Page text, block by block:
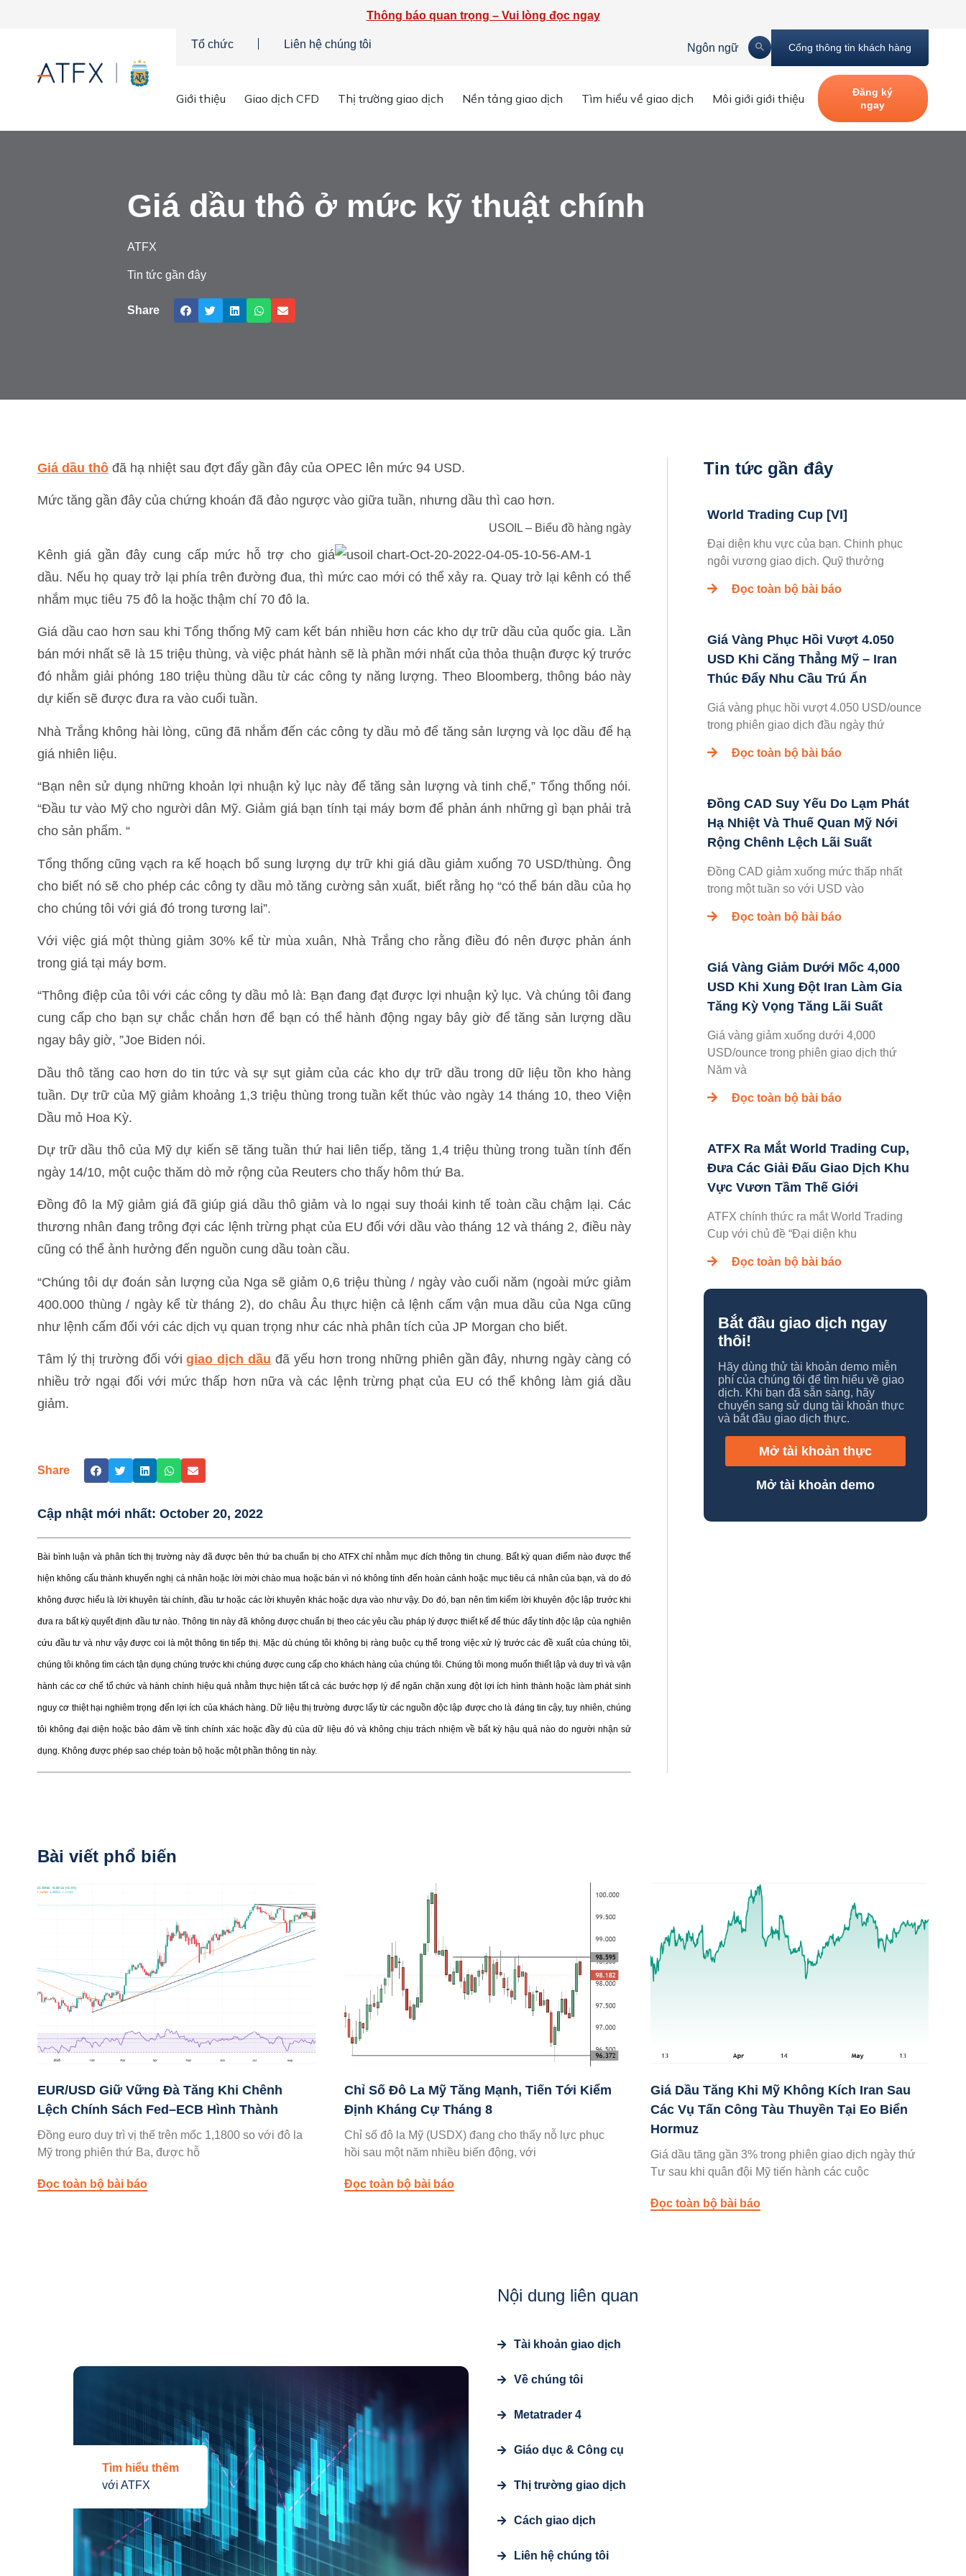
Thông báo quan trọng – Vui lòng đọc ngay
Tổ chức Liên hệ chúng tôi Ngôn ngữ Cổng thông tin khách hàng
Giới thiệu Giao dịch CFD Thị trường giao dịch Nền tảng giao dịch Tìm hiểu về giao dịch Môi giới giới thiệu
Đăng ký
ngay
Phân tích thị trường» Tin tức thị trường & Thông tin chi tiết»Giá dầu thô ở mức kỹ thuật chính
Giá dầu thô ở mức kỹ thuật chính
ATFX
Tin tức gần đây
Share
Giá dầu thô đã hạ nhiệt sau đợt đẩy gần đây của OPEC lên mức 94 USD.
Mức tăng gần đây của chứng khoán đã đảo ngược vào giữa tuần, nhưng dầu thì cao hơn.
USOIL – Biểu đồ hàng ngày
Kênh giá gần đây cung cấp mức hỗ trợ cho giá
dầu. Nếu họ quay trở lại phía trên đường đua, thì mức cao mới có thể xảy ra. Quay trở lại kênh có thể
nhắm mục tiêu 75 đô la hoặc thậm chí 70 đô la.
Giá dầu cao hơn sau khi Tổng thống Mỹ cam kết bán nhiều hơn các kho dự trữ dầu của quốc gia. Lần
bán mới nhất sẽ là 15 triệu thùng, và việc phát hành sẽ là phần mới nhất của thỏa thuận được ký trước
đó nhằm giải phóng 180 triệu thùng dầu từ các công ty năng lượng. Theo Bloomberg, thông báo này
dự kiến sẽ được đưa ra vào cuối tuần.
Nhà Trắng không hài lòng, cũng đã nhắm đến các công ty dầu mỏ để tăng sản lượng và lọc dầu để hạ
giá nhiên liệu.
“Bạn nên sử dụng những khoản lợi nhuận kỷ lục này để tăng sản lượng và tinh chế,” Tổng thống nói.
“Đầu tư vào Mỹ cho người dân Mỹ. Giảm giá bạn tính tại máy bơm để phản ánh những gì bạn phải trả
cho sản phẩm. “
Tổng thống cũng vạch ra kế hoạch bổ sung lượng dự trữ khi giá dầu giảm xuống 70 USD/thùng. Ông
cho biết nó sẽ cho phép các công ty dầu mỏ tăng cường sản xuất, biết rằng họ “có thể bán dầu của họ
cho chúng tôi với giá đó trong tương lai”.
Với việc giá một thùng giảm 30% kể từ mùa xuân, Nhà Trắng cho rằng điều đó nên được phản ánh
trong giá tại máy bơm.
“Thông điệp của tôi với các công ty dầu mỏ là: Bạn đang đạt được lợi nhuận kỷ lục. Và chúng tôi đang
cung cấp cho bạn sự chắc chắn hơn để bạn có thể hành động ngay bây giờ để tăng sản lượng dầu
ngay bây giờ, ”Joe Biden nói.
Dầu thô tăng cao hơn do tin tức và sự sụt giảm của các kho dự trữ dầu trong dữ liệu tồn kho hàng
tuần. Dự trữ của Mỹ giảm khoảng 1,3 triệu thùng trong tuần kết thúc vào ngày 14 tháng 10, theo Viện
Dầu mỏ Hoa Kỳ.
Dự trữ dầu thô của Mỹ dự kiến sẽ tăng tuần thứ hai liên tiếp, tăng 1,4 triệu thùng trong tuần tính đến
ngày 14/10, một cuộc thăm dò mở rộng của Reuters cho thấy hôm thứ Ba.
Đồng đô la Mỹ giảm giá đã giúp giá dầu thô giảm và lo ngại suy thoái kinh tế toàn cầu chậm lại. Các
thương nhân đang trông đợi các lệnh trừng phạt của EU đối với dầu vào tháng 12 và tháng 2, điều này
cũng có thể ảnh hưởng đến nguồn cung dầu toàn cầu.
“Chúng tôi dự đoán sản lượng của Nga sẽ giảm 0,6 triệu thùng / ngày vào cuối năm (ngoài mức giảm
400.000 thùng / ngày kể từ tháng 2), do châu Âu thực hiện cả lệnh cấm vận mua dầu của Nga cũng
như lệnh cấm đối với các dịch vụ quan trọng như các nhà phân tích của JP Morgan cho biết.
Tâm lý thị trường đối với giao dịch dầu đã yếu hơn trong những phiên gần đây, nhưng ngày càng có
nhiều trở ngại đối với mức thấp hơn nữa và các lệnh trừng phạt của EU có thể không làm giá dầu
giảm.
Share
Cập nhật mới nhất: October 20, 2022
Bài bình luận và phân tích thị trường này đã được bên thứ ba chuẩn bị cho ATFX chỉ nhằm mục đích thông tin chung. Bất kỳ quan điểm nào được thể
hiện không cấu thành khuyến nghị cá nhân hoặc lời mời chào mua hoặc bán vì nó không tính đến hoàn cảnh hoặc mục tiêu cá nhân của bạn, và do đó
không được hiểu là lời khuyên tài chính, đầu tư hoặc các lời khuyên khác hoặc dựa vào như vậy. Do đó, bạn nên tìm kiếm lời khuyên độc lập trước khi
đưa ra bất kỳ quyết định đầu tư nào. Thông tin này đã không được chuẩn bị theo các yêu cầu pháp lý được thiết kế để thúc đẩy tính độc lập của nghiên
cứu đầu tư và như vậy được coi là một thông tin tiếp thị. Mặc dù chúng tôi không bị ràng buộc cụ thể trong việc xử lý trước các đề xuất của chúng tôi,
chúng tôi không tìm cách tận dụng chúng trước khi chúng được cung cấp cho khách hàng của chúng tôi. Chúng tôi mong muốn thiết lập và duy trì và vận
hành các cơ chế tổ chức và hành chính hiệu quả nhằm thực hiện tất cả các bước hợp lý để ngăn chặn xung đột lợi ích hình thành hoặc làm phát sinh
nguy cơ thiệt hại nghiêm trọng đến lợi ích của khách hàng. Dữ liệu thị trường được lấy từ các nguồn độc lập được cho là đáng tin cậy, tuy nhiên, chúng
tôi không đại diện hoặc bảo đảm về tính chính xác hoặc đầy đủ của dữ liệu đó và không chịu trách nhiệm về bất kỳ hậu quả nào do người nhận sử
dụng. Không được phép sao chép toàn bộ hoặc một phần thông tin này.
Tin tức gần đây
World Trading Cup [VI]
Đại diện khu vực của bạn. Chinh phục
ngôi vương giao dịch. Quỹ thưởng
Đọc toàn bộ bài báo
Giá Vàng Phục Hồi Vượt 4.050
USD Khi Căng Thẳng Mỹ – Iran
Thúc Đẩy Nhu Cầu Trú Ẩn
Giá vàng phục hồi vượt 4.050 USD/ounce
trong phiên giao dịch đầu ngày thứ
Đọc toàn bộ bài báo
Đồng CAD Suy Yếu Do Lạm Phát
Hạ Nhiệt Và Thuế Quan Mỹ Nới
Rộng Chênh Lệch Lãi Suất
Đồng CAD giảm xuống mức thấp nhất
trong một tuần so với USD vào
Đọc toàn bộ bài báo
Giá Vàng Giảm Dưới Mốc 4,000
USD Khi Xung Đột Iran Làm Gia
Tăng Kỳ Vọng Tăng Lãi Suất
Giá vàng giảm xuống dưới 4,000
USD/ounce trong phiên giao dịch thứ
Năm và
Đọc toàn bộ bài báo
ATFX Ra Mắt World Trading Cup,
Đưa Các Giải Đấu Giao Dịch Khu
Vực Vươn Tầm Thế Giới
ATFX chính thức ra mắt World Trading
Cup với chủ đề “Đại diện khu
Đọc toàn bộ bài báo
Bắt đầu giao dịch ngay
thôi!
Hãy dùng thử tài khoản demo miễn
phí của chúng tôi để tìm hiểu về giao
dịch. Khi bạn đã sẵn sàng, hãy
chuyển sang sử dụng tài khoản thực
và bắt đầu giao dịch thực.
Mở tài khoản thực
Mở tài khoản demo
Bài viết phổ biến
EUR/USD Giữ Vững Đà Tăng Khi Chênh
Lệch Chính Sách Fed–ECB Hình Thành
Đồng euro duy trì vị thế trên mốc 1,1800 so với đô la
Mỹ trong phiên thứ Ba, được hỗ
Đọc toàn bộ bài báo
Chỉ Số Đô La Mỹ Tăng Mạnh, Tiến Tới Kiểm
Định Kháng Cự Tháng 8
Chỉ số đô la Mỹ (USDX) đang cho thấy nỗ lực phục
hồi sau một năm nhiều biến động, với
Đọc toàn bộ bài báo
Giá Dầu Tăng Khi Mỹ Không Kích Iran Sau
Các Vụ Tấn Công Tàu Thuyền Tại Eo Biển
Hormuz
Giá dầu tăng gần 3% trong phiên giao dịch ngày thứ
Tư sau khi quân đội Mỹ tiến hành các cuộc
Đọc toàn bộ bài báo
Tìm hiểu thêm
với ATFX
Nội dung liên quan
Tài khoản giao dịch
Về chúng tôi
Metatrader 4
Giáo dục & Công cụ
Thị trường giao dịch
Cách giao dịch
Liên hệ chúng tôi